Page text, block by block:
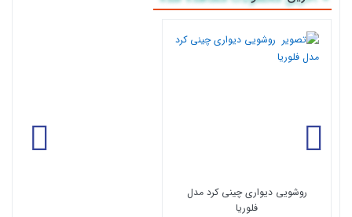
روشویی دیواری چینی کرد مدل
فلوریا